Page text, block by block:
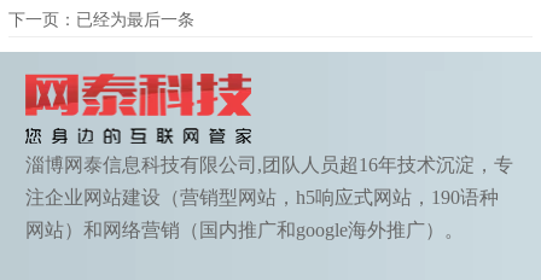
下一页：已经为最后一条
淄博网泰信息科技有限公司,团队人员超16年技术沉淀，专
注企业网站建设（营销型网站，h5响应式网站，190语种
网站）和网络营销（国内推广和google海外推广）。